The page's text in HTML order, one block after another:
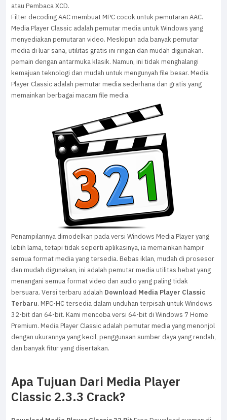
atau Pembaca XCD.
Filter decoding AAC membuat MPC cocok untuk pemutaran AAC.
Media Player Classic adalah pemutar media untuk Windows yang
menyediakan pemutaran video. Meskipun ada banyak pemutar
media di luar sana, utilitas gratis ini ringan dan mudah digunakan.
pemain dengan antarmuka klasik. Namun, ini tidak menghalangi
kemajuan teknologi dan mudah untuk mengunyah file besar. Media
Player Classic adalah pemutar media sederhana dan gratis yang
memainkan berbagai macam file media.
Penampilannya dimodelkan pada versi Windows Media Player yang
lebih lama, tetapi tidak seperti aplikasinya, ia memainkan hampir
semua format media yang tersedia. Bebas iklan, mudah di prosesor
dan mudah digunakan, ini adalah pemutar media utilitas hebat yang
menangani semua format video dan audio yang paling tidak
bersuara. Versi terbaru adalah Download Media Player Classic
Terbaru. MPC-HC tersedia dalam unduhan terpisah untuk Windows
32-bit dan 64-bit. Kami mencoba versi 64-bit di Windows 7 Home
Premium. Media Player Classic adalah pemutar media yang menonjol
dengan ukurannya yang kecil, penggunaan sumber daya yang rendah,
dan banyak fitur yang disertakan.
Apa Tujuan Dari Media Player
Classic 2.3.3 Crack?